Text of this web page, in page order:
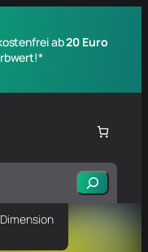
ab20 Euro
Suchen